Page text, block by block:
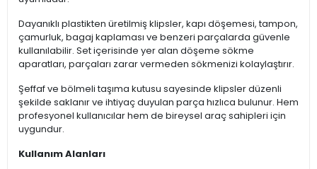
Dayanıklı plastikten üretilmiş klipsler, kapı döşemesi, tampon,
çamurluk, bagaj kaplaması ve benzeri parçalarda güvenle
kullanılabilir. Set içerisinde yer alan döşeme sökme
aparatları, parçaları zarar vermeden sökmenizi kolaylaştırır.
Şeffaf ve bölmeli taşıma kutusu sayesinde klipsler düzenli
şekilde saklanır ve ihtiyaç duyulan parça hızlıca bulunur. Hem
profesyonel kullanıcılar hem de bireysel araç sahipleri için
uygundur.
Kullanım Alanları